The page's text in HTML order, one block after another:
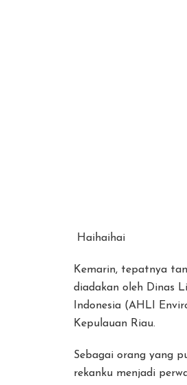
Haihaihai
Kemarin, tepatnya
diadakan oleh Dinas
Indonesia (AHLI
Kepulauan Riau.
Sebagai orang yang
rekanku menjadi